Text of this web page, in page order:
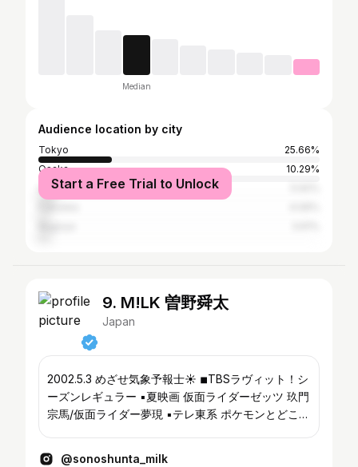
Median
Audience location by city
Tokyo
25.66%
Osaka
10.29%
Urayasu
Start a Free Trial to Unlock
9. M!LK 曽野舜太
Japan
2002.5.3 めざせ気象予報士☀️ ◾︎TBSラヴィット！シ
ーズンレギュラー ▪︎夏映画 仮面ライダーゼッツ 玖門
宗馬/仮面ライダー夢現 ▪︎テレ東系 ポケモンとどこい
@sonoshunta_milk